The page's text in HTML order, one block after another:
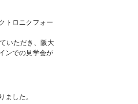
トロニクフォー
いただき、阪大
ンでの見学会が
ました。